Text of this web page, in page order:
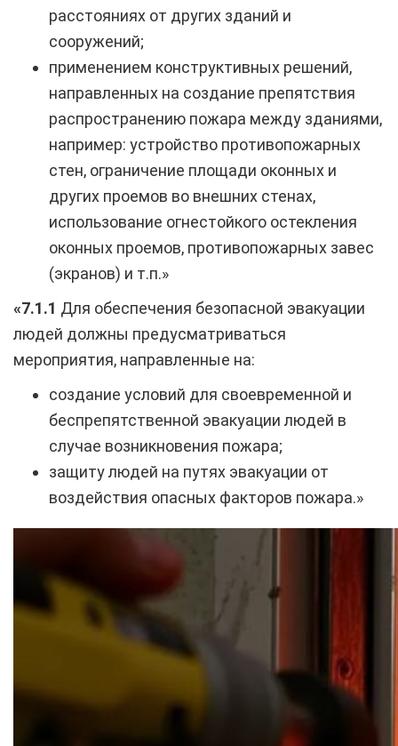
расстояниях от других зданий и
сооружений;
применением конструктивных решений,
направленных на создание препятствия
распространению пожара между зданиями,
например: устройство противопожарных
стен, ограничение площади оконных и
других проемов во внешних стенах,
использование огнестойкого остекления
оконных проемов, противопожарных завес
(экранов) и т.п.»
«7.1.1 Для обеспечения безопасной эвакуации
людей должны предусматриваться
мероприятия, направленные на:
создание условий для своевременной и
беспрепятственной эвакуации людей в
случае возникновения пожара;
защиту людей на путях эвакуации от
воздействия опасных факторов пожара.»